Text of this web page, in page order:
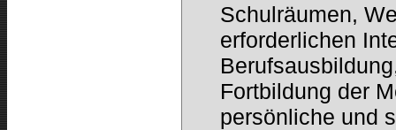
Schulräumen,
erforderlichen
Fortbildung der
persönliche und